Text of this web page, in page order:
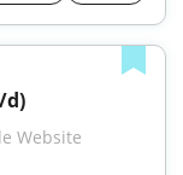
d)
Website